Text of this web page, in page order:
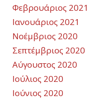
Φεβρουάριος 2021
Ιανουάριος 2021
Νοέμβριος 2020
Σεπτέμβριος 2020
Αύγουστος 2020
Ιούλιος 2020
Ιούνιος 2020